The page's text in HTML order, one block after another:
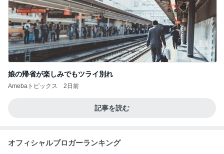
娘の帰省が楽しみでもツライ別れ
Amebaトピックス 2日前
記事を読む
オフィシャルブロガーランキング